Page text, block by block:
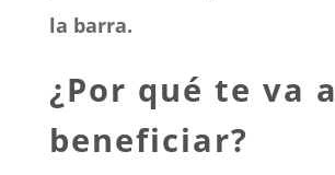
la barra.
¿Por qué te va a
beneficiar?